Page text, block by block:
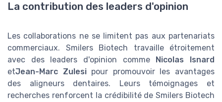
La contribution des leaders d'opinion
Les collaborations ne se limitent pas aux partenariats
commerciaux. Smilers Biotech travaille étroitement
avec des leaders d'opinion comme
Nicolas Isnard
etJean-Marc Zulesipour promouvoir les avantages
des aligneurs dentaires. Leurs témoignages et
recherches renforcent la crédibilité de Smilers Biotech